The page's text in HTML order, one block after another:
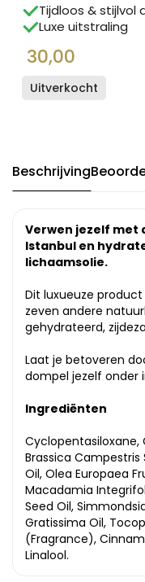
Tijdloos & stijlvol
Luxe uitstraling
30,00
Uitverkocht
Beschrijving
Verwen jezelf met
Istanbul en
lichaamsolie.
Dit luxueuze
zeven andere
gehydrateerd,
Laat je betoveren
dompel jezelf onder
Ingrediënten
Cyclopentasiloxane,
Brassica Campestris
Oil, Olea Europaea
Macadamia
Seed Oil,
Gratissima Oil,
(Fragrance),
Linalool.